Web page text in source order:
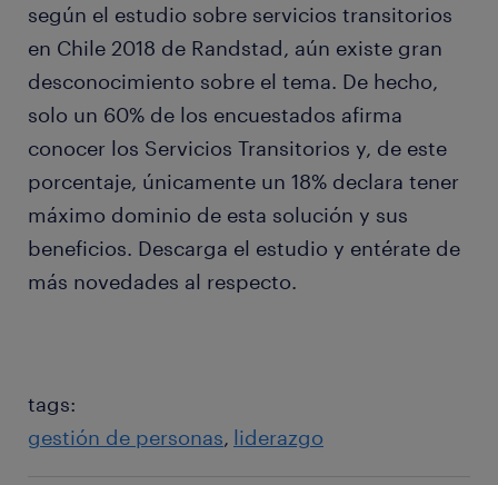
según el estudio sobre servicios transitorios
en Chile 2018 de Randstad, aún existe gran
desconocimiento sobre el tema. De hecho,
solo un 60% de los encuestados afirma
conocer los Servicios Transitorios y, de este
porcentaje, únicamente un 18% declara tener
máximo dominio de esta solución y sus
beneficios. Descarga el estudio y entérate de
más novedades al respecto.
tags:
gestión de personas liderazgo